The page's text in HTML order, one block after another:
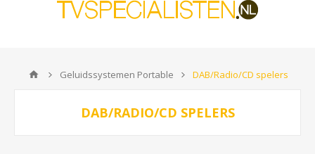
Geluidssystemen Portable DAB/Radio/CD spelers
DAB/RADIO/CD SPELERS